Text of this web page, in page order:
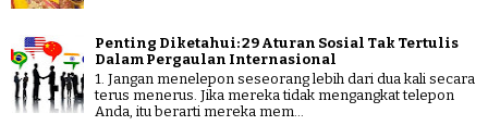
Penting Diketahui: 29 Aturan Sosial Tak Tertulis
Dalam Pergaulan Internasional
1. Jangan menelepon seseorang lebih dari dua kali secara
terus menerus. Jika mereka tidak mengangkat telepon
Anda, itu berarti mereka mem...